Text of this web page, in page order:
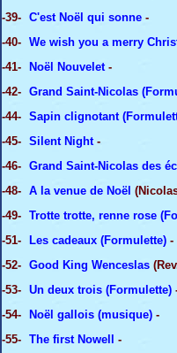
-39- C'est Noël qui sonne -
-40- We wish you a merry
-41- Noël Nouvelet-
-42- Grand Saint-Nicolas
-44- Sapin clignotant
-45- Silent Night -
-46- Grand Saint-Nicolas des
-48- A la venue de Noël
-49- Trotte trotte, renne rose
-51- Les cadeaux (Formulette) -
-52- Good King Wenceslas
-53- Un deux trois (Formulette)
-54- Noël gallois (musique) -
-55- The first Nowell -